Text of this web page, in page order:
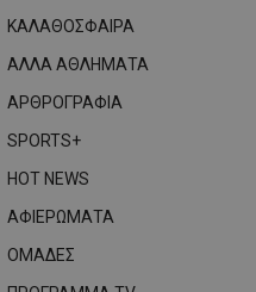
ΚΑΛΑΘΟΣΦΑΙΡΑ
ΑΛΛΑ ΑΘΛΗΜΑΤΑ
ΑΡΘΡΟΓΡΑΦΙΑ
SPORTS+
HOT NEWS
ΑΦΙΕΡΩΜΑΤΑ
ΟΜΑΔΕΣ